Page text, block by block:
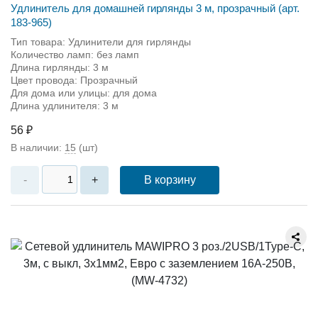
Удлинитель для домашней гирлянды 3 м, прозрачный (арт.
183-965)
Тип товара: Удлинители для гирлянды
Количество ламп: без ламп
Длина гирлянды: 3 м
Цвет провода: Прозрачный
Для дома или улицы: для дома
Длина удлинителя: 3 м
56 ₽
В наличии: 15 (шт)
- + В корзину